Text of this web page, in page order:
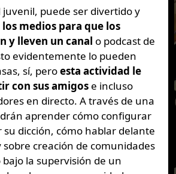
juvenil, puede ser divertido y
medios para que los
y lleven un canal o podcast de
evidentemente lo pueden
sí, peroesta actividad le
con sus amigose incluso
en directo. A través de una
aprender cómo configurar
su dicción, cómo hablar delante
sobre creación de comunidades
la supervisión de un